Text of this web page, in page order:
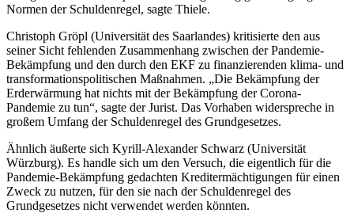
Normen der Schuldenregel, sagte Thiele.
Christoph Gröpl (Universität des Saarlandes) kritisierte den aus
seiner Sicht fehlenden Zusammenhang zwischen der Pandemie-
Bekämpfung und den durch den EKF zu finanzierenden klima- und
transformationspolitischen Maßnahmen. „Die Bekämpfung der
Erderwärmung hat nichts mit der Bekämpfung der Corona-
Pandemie zu tun“, sagte der Jurist. Das Vorhaben widerspreche in
großem Umfang der Schuldenregel des Grundgesetzes.
Ähnlich äußerte sich Kyrill-Alexander Schwarz (Universität
Würzburg). Es handle sich um den Versuch, die eigentlich für die
Pandemie-Bekämpfung gedachten Kreditermächtigungen für einen
Zweck zu nutzen, für den sie nach der Schuldenregel des
Grundgesetzes nicht verwendet werden könnten.